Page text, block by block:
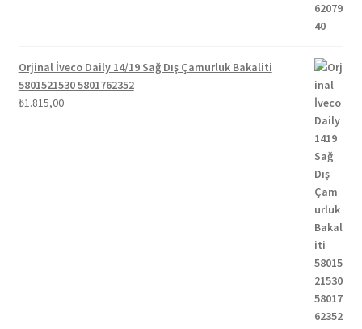
Orjinal İveco Daily 14/19 Sağ Dış Çamurluk Bakaliti
5801521530 5801762352
₺1.815,00